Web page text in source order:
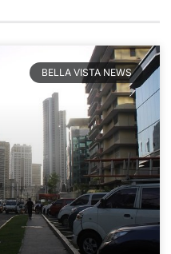
BELLA VISTA NEWS